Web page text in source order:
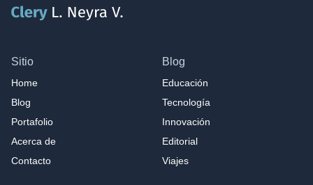
Sitio
Home
Blog
Portafolio
Acerca de
Contacto
Blog
Educación
Tecnología
Innovación
Editorial
Viajes